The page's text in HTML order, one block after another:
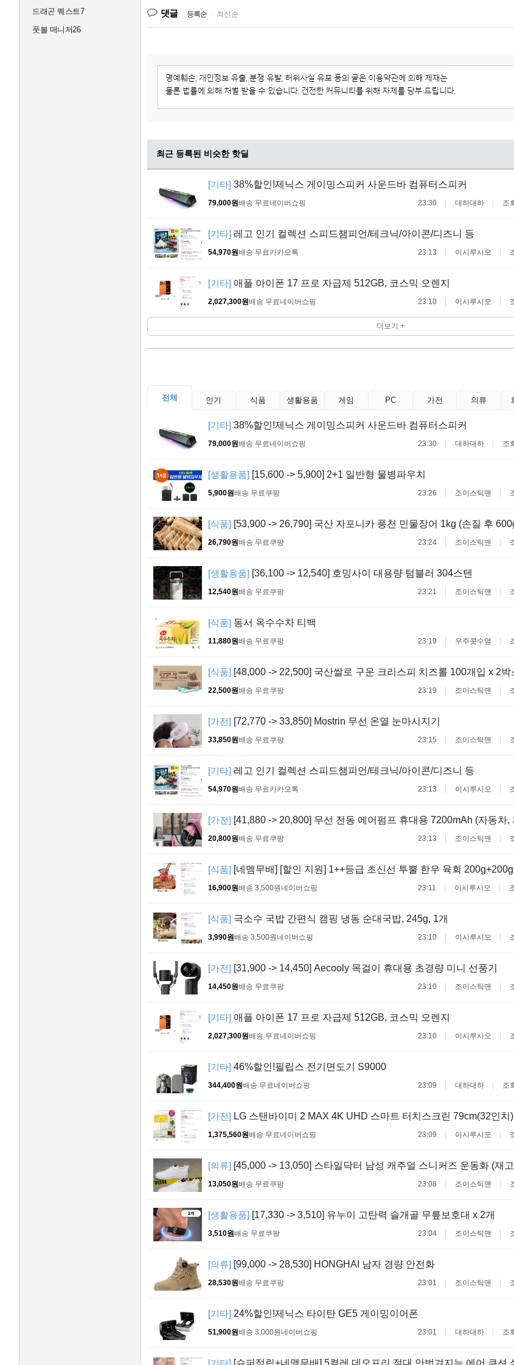
드래곤 퀘스트7
풋볼 매니저26
댓글 등록순 최신순
최근 등록된 비슷한 핫딜
[기타] 38%할인!제닉스 게이밍스피커 사운드바 컴퓨터스피커
79,000원배송 무료네이버쇼핑 23:30 대하대하 조
[기타] 레고 인기 컬렉션 스피드챔피언/테크닉/아이콘/디즈니 등
54,970원배송 무료카카오톡 23:13 이시루시오
[기타] 애플 아이폰 17 프로 자급제 512GB, 코스믹 오렌지
2,027,300원배송 무료네이버쇼핑 23:10 이시루시오
더보기 +
전체 인기 식품 생활용품 게임 PC 가전 의류
[기타] 38%할인!제닉스 게이밍스피커 사운드바 컴퓨터스피커
79,000원배송 무료네이버쇼핑 23:30 대하대하 조
[생활용품] [15,600 -> 5,900] 2+1 일반형 물병파우치
5,900원배송 무료쿠팡 23:26 조이스틱맨
[식품] [53,900 -> 26,790] 국산 자포니카 풍천 민물장어 1kg (손질 후
26,790원배송 무료쿠팡 23:24 조이스틱맨
[생활용품] [36,100 -> 12,540] 호밍사이 대용량 텀블러 304스텐
12,540원배송 무료쿠팡 23:21 조이스틱맨
[식품] 동서 옥수수차 티백
11,880원배송 무료쿠팡 23:19 우주콧수염
[식품] [48,000 -> 22,500] 국산쌀로 구운 크리스피 치즈롤 100개입 x 2박
22,500원배송 무료쿠팡 23:19 조이스틱맨
[가전] [72,770 -> 33,850] Mostrin 무선 온열 눈마시지기
33,850원배송 무료쿠팡 23:15 조이스틱맨
[기타] 레고 인기 컬렉션 스피드챔피언/테크닉/아이콘/디즈니 등
54,970원배송 무료카카오톡 23:13 이시루시오
[가전] [41,880 -> 20,800] 무선 전동 에어펌프 휴대용 7200mAh (자동차,
20,800원배송 무료쿠팡 23:13 조이스틱맨
[식품] [네멤무배] [할인 지원] 1++등급 초신선 투뿔 한우 육회 200g+200g
16,900원배송 3,500원네이버쇼핑 23:11 이시루시오
[식품] 극소수 국밥 간편식 캠핑 냉동 순대국밥, 245g, 1개
3,990원배송 3,500원네이버쇼핑 23:10 이시루시오
[가전] [31,900 -> 14,450] Aecooly 목걸이 휴대용 초경량 미니 선풍기
14,450원배송 무료쿠팡 23:10 조이스틱맨
[기타] 애플 아이폰 17 프로 자급제 512GB, 코스믹 오렌지
2,027,300원배송 무료네이버쇼핑 23:10 이시루시오
[기타] 46%할인!필립스 전기면도기 S9000
344,400원배송 무료네이버쇼핑 23:09 대하대하 조
[가전] LG 스탠바이미 2 MAX 4K UHD 스마트 터치스크린 79cm(32인치
1,375,560원배송 무료네이버쇼핑 23:09 이시루시오
[의류] [45,000 -> 13,050] 스타일닥터 남성 캐주얼 스니커즈 운동화 (재
13,050원배송 무료쿠팡 23:08 조이스틱맨
[생활용품] [17,330 -> 3,510] 유누이 고탄력 슬개골 무릎보호대 x 2개
3,510원배송 무료쿠팡 23:04 조이스틱맨
[의류] [99,000 -> 28,530] HONGHAI 남자 경량 안전화
28,530원배송 무료쿠팡 23:01 조이스틱맨
[기타] 24%할인!제닉스 타이탄 GE5 게이밍이어폰
51,900원배송 3,000원네이버쇼핑 23:01 대하대하 조
[기타] [슈퍼적립+네맴무배] 5켤레 데오프리 절대 안벗겨지는 에어 쿠션